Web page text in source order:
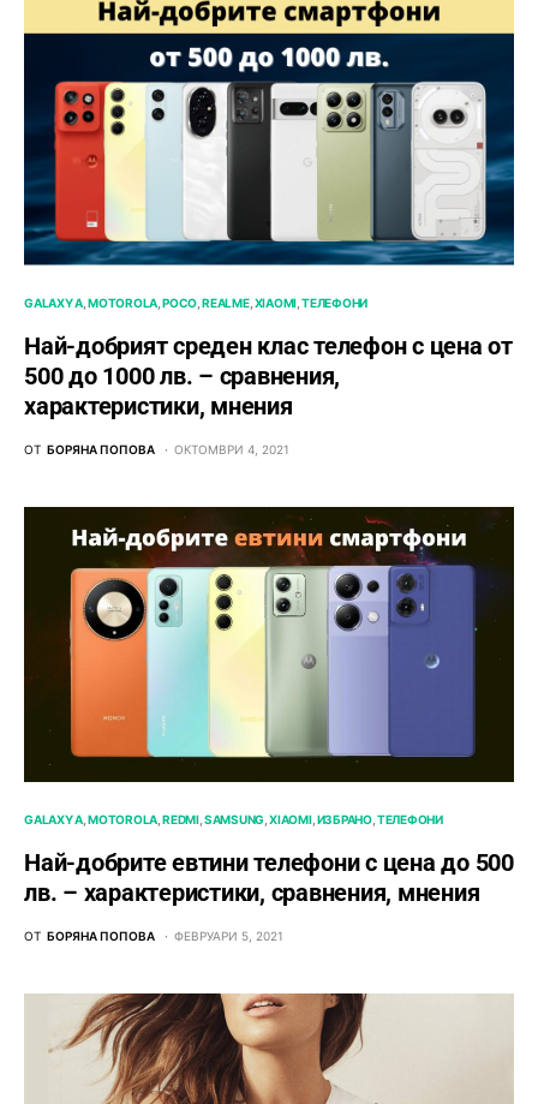
GALAXY A MOTOROLA POCO REALME XIAOMI ТЕЛЕФОНИ
Най-добрият среден клас телефон с цена от
500 до 1000 лв. – сравнения,
характеристики, мнения
ОТ БОРЯНА ПОПОВА ОКТОМВРИ 4, 2021
GALAXY A MOTOROLA REDMI SAMSUNG XIAOMI ИЗБРАНО ТЕЛЕФОНИ
Най-добрите евтини телефони с ценa до 500
лв. – характeристики, сравнения, мнения
ОТ БОРЯНА ПОПОВА ФЕВРУАРИ 5, 2021